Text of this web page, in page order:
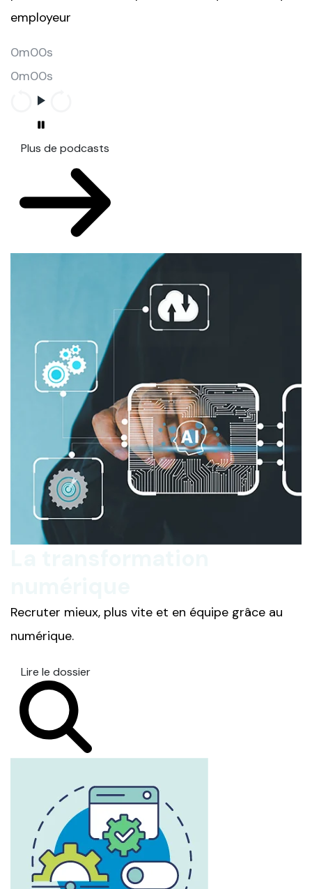
employeur
0m00s
0m00s
Plus de podcasts
Recruter mieux, plus vite et en équipe grâce au
numérique.
Lire le dossier